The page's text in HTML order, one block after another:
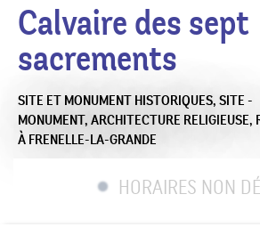
Calvaire des sept
sacrements
SITE ET MONUMENT HISTORIQUES, SITE -
MONUMENT, ARCHITECTURE RELIGIEUSE,
À FRENELLE-LA-GRANDE
HORAIRES NON